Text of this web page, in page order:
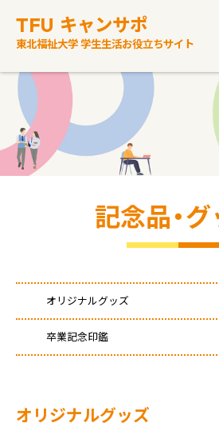
TFU キャンサポ
東北福祉大学 学生生活お役立ちサイト
記念品・
オリジナルグッズ
卒業記念印鑑
オリジナルグッズ